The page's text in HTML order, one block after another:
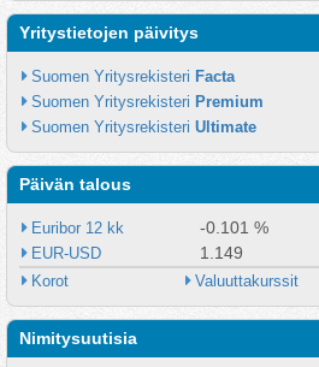
Yritystietojen päivitys
Suomen Yritysrekisteri Facta
Suomen Yritysrekisteri Premium
Suomen Yritysrekisteri Ultimate
Päivän talous
Euribor 12 kk -0.101 %
EUR-USD 1.149
Korot Valuuttakurssit
Nimitysuutisia